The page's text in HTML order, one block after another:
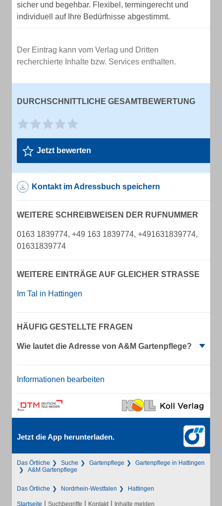
sicher und begehbar. Flexibel, termingerecht und
individuell auf Ihre Bedürfnisse abgestimmt.
Der Eintrag kann vom Verlag und Dritten
recherchierte Inhalte bzw. Services enthalten.
DURCHSCHNITTLICHE GESAMTBEWERTUNG
Jetzt bewerten
Kontakt im Adressbuch speichern
WEITERE SCHREIBWEISEN DER RUFNUMMER
0163 1839774, +49 163 1839774, +491631839774,
01631839774
WEITERE EINTRÄGE AUF GLEICHER STRASSE
Im Tal in Hattingen
HÄUFIG GESTELLTE FRAGEN
Wie lautet die Adresse von A&M Gartenpflege?
Informationen bearbeiten
Jetzt die App herunterladen.
Das Örtliche Suche Gartenpflege
Gartenpflege in Hattingen
A&M Gartenpflege
Das Örtliche Nordrhein-Westfalen Hattingen
Startseite | Suchbegriffe | Kontakt | Inhalte melden